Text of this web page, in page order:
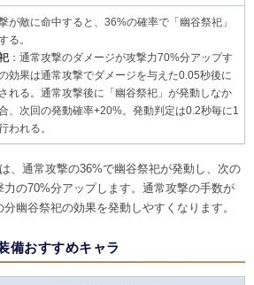
が敵に命中すると、36%の確率で「幽谷祭祀」
る。
：通常攻撃のダメージが攻撃力70%分アップす
効果は通常攻撃でダメージを与えた0.05秒後に
れる。通常攻撃後に「幽谷祭祀」が発動しなか
、次回の発動確率+20%。発動判定は0.2秒毎に1
われる。
、通常攻撃の36%で幽谷祭祀が発動し、次の
の70%分アップします。通常攻撃の手数が
幽谷祭祀の効果を発動しやすくなります。
備おすすめキャラ